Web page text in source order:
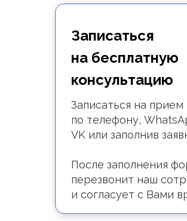
Записаться
на бесплатную
консультацию
Записаться на
по телефону,
VK или заполнив
После заполнения
перезвонит наш
и согласует с Вами